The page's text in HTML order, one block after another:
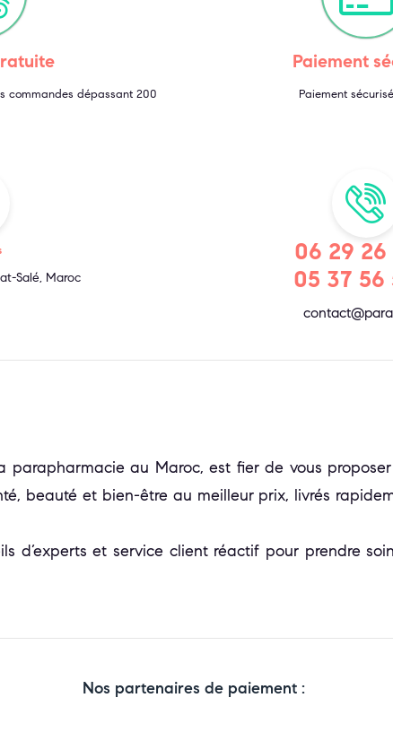
commandes dépassant 200
Paiement
Paiement
Salé, Maroc
06 29 26
05 37 56
parapharmacie au Maroc, est fier de vous
beauté et bien-être au meilleur prix, livrés
d’experts et service client réactif pour prendre
Nos partenaires de paiement :